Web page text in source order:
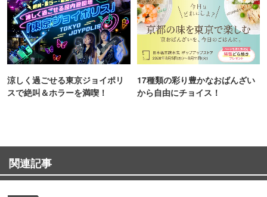
涼しく過ごせる東京ジョイポリ
スで絶叫＆ホラーを満喫！
17種類の彩り豊かなおばんざい
から自由にチョイス！
関連記事